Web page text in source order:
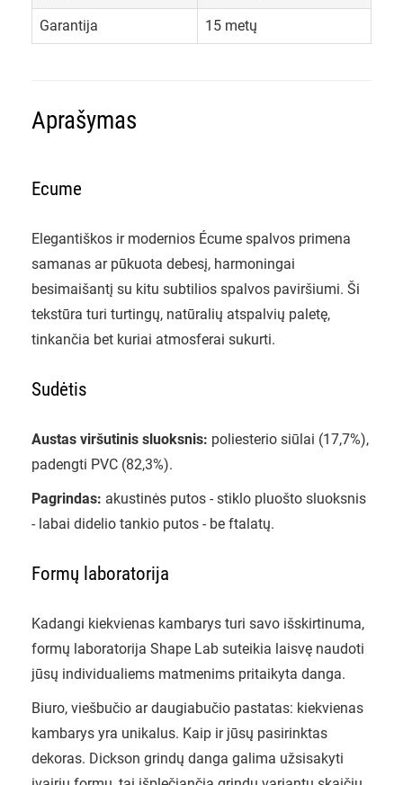
Garantija 15 metų
Aprašymas
Ecume
Elegantiškos ir modernios Écume spalvos primena
samanas ar pūkuota debesį, harmoningai
besimaišantį su kitu subtilios spalvos paviršiumi. Ši
tekstūra turi turtingų, natūralių atspalvių paletę,
tinkančia bet kuriai atmosferai sukurti.
Sudėtis
Austas viršutinis sluoksnis: poliesterio siūlai (17,7%),
padengti PVC (82,3%).
Pagrindas: akustinės putos - stiklo pluošto sluoksnis
- labai didelio tankio putos - be ftalatų.
Formų laboratorija
Kadangi kiekvienas kambarys turi savo išskirtinuma,
formų laboratorija Shape Lab suteikia laisvę naudoti
jūsų individualiems matmenims pritaikyta danga.
Biuro, viešbučio ar daugiabučio pastatas: kiekvienas
kambarys yra unikalus. Kaip ir jūsų pasirinktas
dekoras. Dickson grindų danga galima užsisakyti